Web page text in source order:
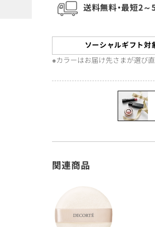
送料無料・最短2
ソーシャルギフト対
※カラーはお届け先さまが選び
関連商品